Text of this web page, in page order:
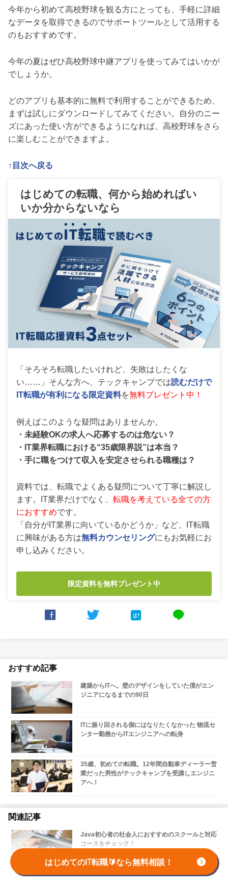
はじめてのIT転職🔰なら無料相談！
今年から初めて高校野球を観る方にとっても、手軽に詳細
なデータを取得できるのでサポートツールとして活用する
のもおすすめです。
今年の夏はぜひ高校野球中継アプリを使ってみてはいかが
でしょうか。
どのアプリも基本的に無料で利用することができるため、
まずは試しにダウンロードしてみてください。自分のニー
ズにあった使い方ができるようになれば、高校野球をさら
に楽しむことができますよ。
↑目次へ戻る
はじめての転職、何から始めればい
いか分からないなら
「そろそろ転職したいけれど、失敗はしたくな
い……」そんな方へ、テックキャンプでは読むだけで
IT転職が有利になる限定資料を無料プレゼント中！
例えばこのような疑問はありませんか。
・未経験OKの求人へ応募するのは危ない？
・IT業界転職における“35歳限界説”は本当？
・手に職をつけて収入を安定させられる職種は？
資料では、転職でよくある疑問について丁寧に解説し
ます。IT業界だけでなく、 転職を考えている全ての方
におすすめです。
「自分がIT業界に向いているかどうか」など、IT転職
に興味がある方は無料カウンセリングにもお気軽にお
申し込みください。
限定資料を無料プレゼント中
   line
おすすめ記事
建築からITへ。壁のデザインをしていた僕がエン
ジニアになるまでの90日
ITに振り回される側にはなりたくなかった 物流セ
ンター勤務からITエンジニアへの転身
35歳、初めての転職。12年間自動車ディーラー営
業だった男性がテックキャンプを受講しエンジニ
アへ！
関連記事
Java初心者の社会人におすすめのスクールと対応
コースをチェック！
ビジネスキャリア検定とは？試験分野・レベル・